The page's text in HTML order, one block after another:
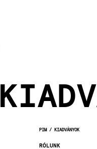
PIM KIADVÁNYOK
RÓLUNK